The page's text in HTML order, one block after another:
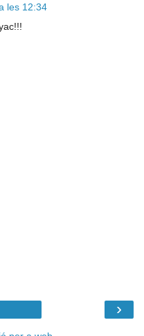
les 12:34
›